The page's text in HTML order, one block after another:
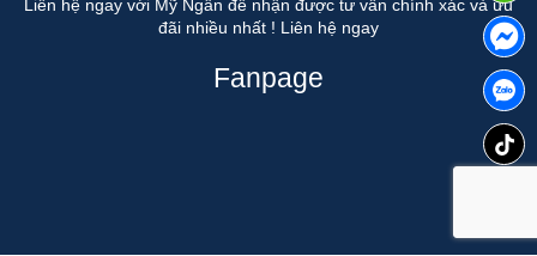
Liên hệ ngay với Mỹ Ngân để nhận được tư vấn chính xác và ưu
đãi nhiều nhất ! Liên hệ ngay
Fanpage